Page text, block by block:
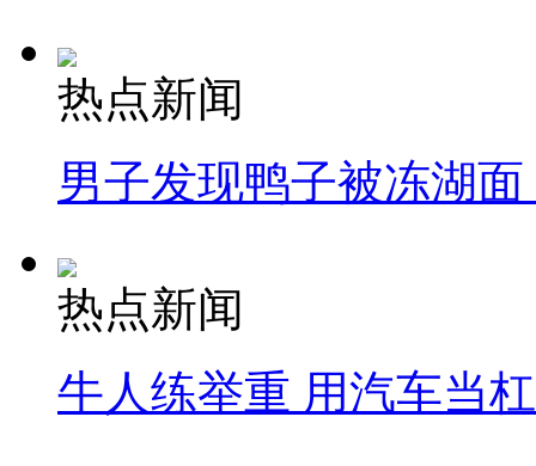
热点新闻
男子发现鸭子被冻湖
热点新闻
牛人练举重 用汽车当